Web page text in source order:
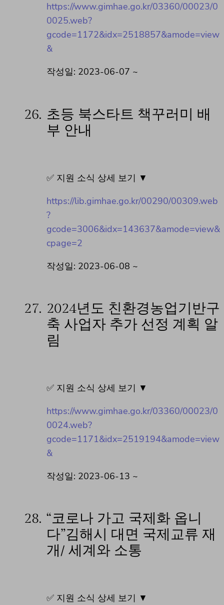
https://www.gimhae.go.kr/03360/00023/0
0025.web?
gcode=1172&idx=2518857&amode=view
&
작성일: 2023-06-07 ~
26. 초등 북스타트 책꾸러미 배
부 안내
✅ 지원 소식 상세 보기 ▼
https://lib.gimhae.go.kr/00290/00309.web
?
gcode=3006&idx=143637&amode=view&
cpage=2
작성일: 2023-06-08 ~
27. 2024년도 친환경농업기반구
축 사업자 추가 선정 계획 알
림
✅ 지원 소식 상세 보기 ▼
https://www.gimhae.go.kr/03360/00023/0
0024.web?
gcode=1171&idx=2519194&amode=view
&
작성일: 2023-06-13 ~
28. “코로나 가고 국제화 옵니
다”김해시 대면 국제교류 재
개/ 세계와 소통
✅ 지원 소식 상세 보기 ▼